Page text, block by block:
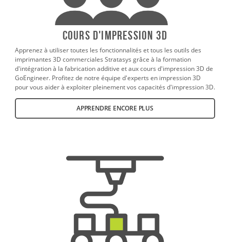
Cours d'impression 3D
Apprenez à utiliser toutes les fonctionnalités et tous les outils des
imprimantes 3D commerciales Stratasys grâce à la formation
d'intégration à la fabrication additive et aux cours d'impression 3D de
GoEngineer. Profitez de notre équipe d'experts en impression 3D
pour vous aider à exploiter pleinement vos capacités d'impression 3D.
APPRENDRE ENCORE PLUS